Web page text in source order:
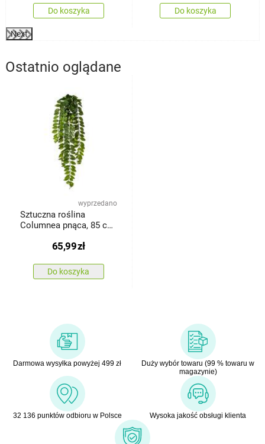
Do koszyka Do koszyka
Next
Ostatnio oglądane
wyprzedano
Sztuczna roślina
Columnea pnąca, 85 cm,
65,99zł
Do koszyka
Darmowa wysyłka powyżej 499 zł
Duży wybór towaru (99 % towaru w
magazynie)
32 136 punktów odbioru w Polsce Wysoka jakość obsługi klienta